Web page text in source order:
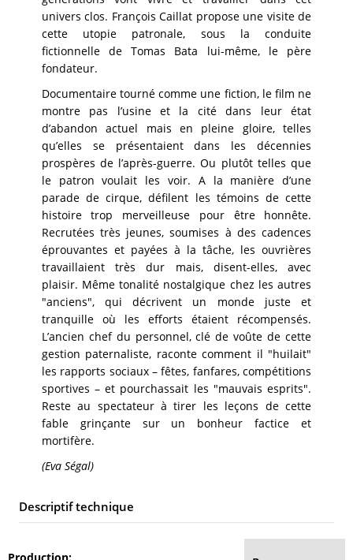
univers clos. François Caillat propose une visite de
cette utopie patronale, sous la conduite
fictionnelle de Tomas Bata lui-même, le père
fondateur.
Documentaire tourné comme une fiction, le film ne
montre pas l’usine et la cité dans leur état
d’abandon actuel mais en pleine gloire, telles
qu’elles se présentaient dans les décennies
prospères de l’après-guerre. Ou plutôt telles que
le patron voulait les voir. A la manière d’une
parade de cirque, défilent les témoins de cette
histoire trop merveilleuse pour être honnête.
Recrutées très jeunes, soumises à des cadences
éprouvantes et payées à la tâche, les ouvrières
travaillaient très dur mais, disent-elles, avec
plaisir. Même tonalité nostalgique chez les autres
"anciens", qui décrivent un monde juste et
tranquille où les efforts étaient récompensés.
L’ancien chef du personnel, clé de voûte de cette
gestion paternaliste, raconte comment il "huilait"
les rapports sociaux – fêtes, fanfares, compétitions
sportives – et pourchassait les "mauvais esprits".
Reste au spectateur à tirer les leçons de cette
fable grinçante sur un bonheur factice et
mortifère.
(Eva Ségal)
Descriptif technique